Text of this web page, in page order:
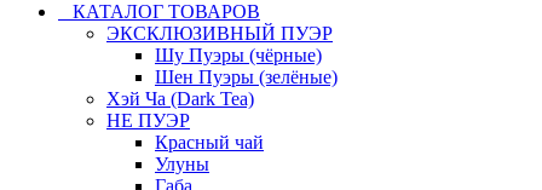
КАТАЛОГ ТОВАРОВ
ЭКСКЛЮЗИВНЫЙ ПУЭР
Шу Пуэры (чёрные)
Шен Пуэры (зелёные)
Хэй Ча (Dark Tea)
НЕ ПУЭР
Красный чай
Улуны
Габа